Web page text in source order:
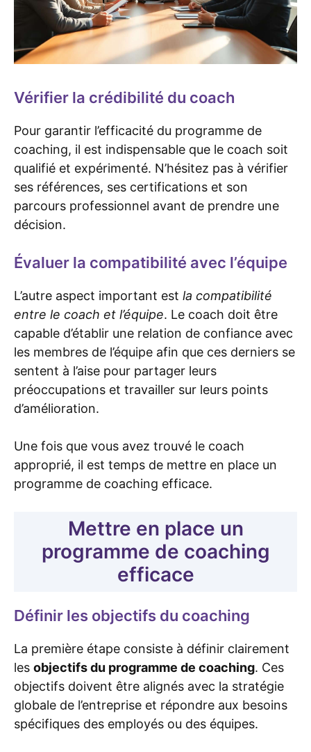
Vérifier la crédibilité du coach
Pour garantir l’efficacité du programme de
coaching, il est indispensable que le coach soit
qualifié et expérimenté. N’hésitez pas à vérifier
ses références, ses certifications et son
parcours professionnel avant de prendre une
décision.
Évaluer la compatibilité avec l’équipe
L’autre aspect important est la compatibilité
entre le coach et l’équipe. Le coach doit être
capable d’établir une relation de confiance avec
les membres de l’équipe afin que ces derniers se
sentent à l’aise pour partager leurs
préoccupations et travailler sur leurs points
d’amélioration.
Une fois que vous avez trouvé le coach
approprié, il est temps de mettre en place un
programme de coaching efficace.
Mettre en place un
programme de coaching
efficace
Définir les objectifs du coaching
La première étape consiste à définir clairement
les objectifs du programme de coaching. Ces
objectifs doivent être alignés avec la stratégie
globale de l’entreprise et répondre aux besoins
spécifiques des employés ou des équipes.